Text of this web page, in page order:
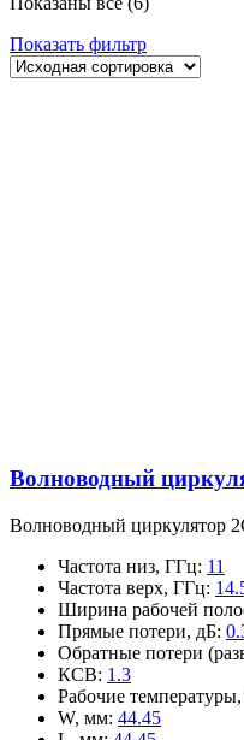
Показать фильтр
Волноводный
Волноводный циркулятор
Частота низ, ГГц: 11
Частота верх, ГГц:
Ширина рабочей
Прямые потери, дБ:
Обратные потери
КСВ: 1.3
Рабочие
W, мм: 44.45